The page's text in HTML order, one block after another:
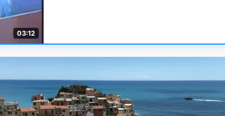
03:12